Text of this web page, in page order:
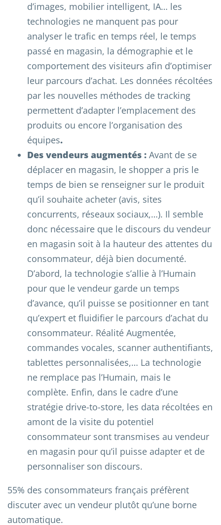
d’images, mobilier intelligent, IA… les
technologies ne manquent pas pour
analyser le trafic en temps réel, le temps
passé en magasin, la démographie et le
comportement des visiteurs afin d’optimiser
leur parcours d’achat. Les données récoltées
par les nouvelles méthodes de tracking
permettent d’adapter l’emplacement des
produits ou encore l’organisation des
équipes.
Des vendeurs augmentés : Avant de se
déplacer en magasin, le shopper a pris le
temps de bien se renseigner sur le produit
qu’il souhaite acheter (avis, sites
concurrents, réseaux sociaux,…). Il semble
donc nécessaire que le discours du vendeur
en magasin soit à la hauteur des attentes du
consommateur, déjà bien documenté.
D’abord, la technologie s’allie à l’Humain
pour que le vendeur garde un temps
d’avance, qu’il puisse se positionner en tant
qu’expert et fluidifier le parcours d’achat du
consommateur. Réalité Augmentée,
commandes vocales, scanner authentifiants,
tablettes personnalisées,… La technologie
ne remplace pas l’Humain, mais le
complète. Enfin, dans le cadre d’une
stratégie drive-to-store, les data récoltées en
amont de la visite du potentiel
consommateur sont transmises au vendeur
en magasin pour qu’il puisse adapter et de
personnaliser son discours.
55% des consommateurs français préfèrent
discuter avec un vendeur plutôt qu’une borne
automatique.